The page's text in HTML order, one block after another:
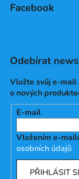
Facebook
Odebírat
Vložte svůj e-mail
o nových
E-mail
Vložením e-
osobních údajů
PŘIHLÁSIT